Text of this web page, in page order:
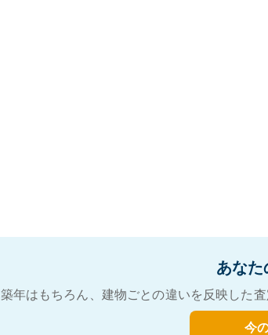
あなた
築年はもちろん、建物ごとの違いを反映した
今